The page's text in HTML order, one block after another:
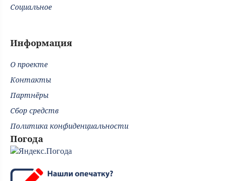
Социальное
Информация
О проекте
Контакты
Партнёры
Сбор средств
Политика конфиденциальности
Погода